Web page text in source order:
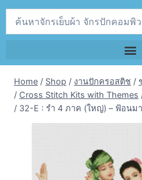
Home / Shop / งานปักครอสติช /
/ Cross Stitch Kits with Themes
/ 32-E : รำ 4 ภาค (ใหญ่) – ฟ้อนม